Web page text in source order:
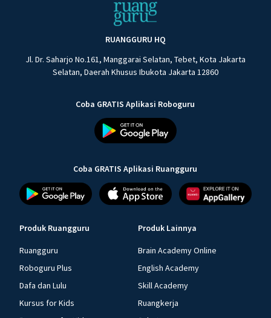
RUANGGURU HQ
Jl. Dr. Saharjo No.161, Manggarai Selatan, Tebet, Kota Jakarta
Selatan, Daerah Khusus Ibukota Jakarta 12860
Coba GRATIS Aplikasi Roboguru
Coba GRATIS Aplikasi Ruangguru
Produk Ruangguru
Ruangguru
Roboguru Plus
Dafa dan Lulu
Kursus for Kids
Produk Lainnya
Brain Academy Online
English Academy
Skill Academy
Ruangkerja